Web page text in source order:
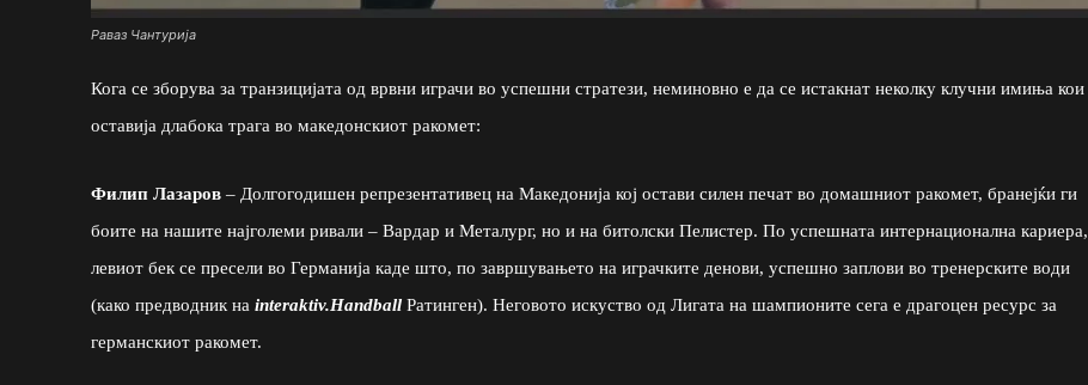
Раваз Чантурија
Кога се зборува за транзицијата од врвни играчи во успешни стратези, неминовно е да се истакнат неколку клучни имиња кои
оставија длабока трага во македонскиот ракомет:
Филип Лазаров – Долгогодишен репрезентативец на Македонија кој остави силен печат во домашниот ракомет, бранејќи ги
боите на нашите најголеми ривали – Вардар и Металург, но и на битолски Пелистер. По успешната интернационална кариера,
левиот бек се пресели во Германија каде што, по завршувањето на играчките денови, успешно заплови во тренерските води
(како предводник на interaktiv.Handball Ратинген). Неговото искуство од Лигата на шампионите сега е драгоцен ресурс за
германскиот ракомет.